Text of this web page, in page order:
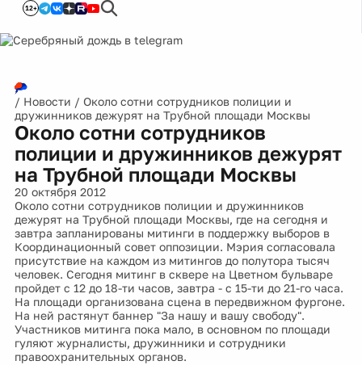
12+
/ Новости / Около сотни сотрудников полиции и
дружинников дежурят на Трубной площади Москвы
Около сотни сотрудников
полиции и дружинников дежурят
на Трубной площади Москвы
20 октября 2012
Около сотни сотрудников полиции и дружинников
дежурят на Трубной площади Москвы, где на сегодня и
завтра запланированы митинги в поддержку выборов в
Координационный совет оппозиции. Мэрия согласовала
присутствие на каждом из митингов до полутора тысяч
человек. Сегодня митинг в сквере на Цветном бульваре
пройдет с 12 до 18-ти часов, завтра - с 15-ти до 21-го часа.
На площади организована сцена в передвижном фургоне.
На ней растянут баннер "За нашу и вашу свободу".
Участников митинга пока мало, в основном по площади
гуляют журналисты, дружинники и сотрудники
правоохранительных органов.